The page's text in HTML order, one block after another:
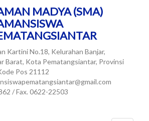
MADYA (SMA)
Kartini No.18, Kelurahan Banjar,
Barat, Kota Pematangsiantar, Provinsi
Pos 21112
/ Fax. 0622-22503